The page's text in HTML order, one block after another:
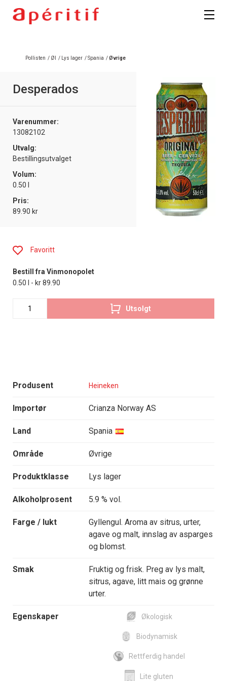
Pollisten / Øl / Lys lager /Spania /Øvrige
Desperados
Varenummer:
13082102
Utvalg:
Bestillingsutvalget
Volum:
0.50 l
Pris:
89.90 kr
Produsent Heineken
Importør Crianza Norway AS
Land Spania
Område Øvrige
Produktklasse Lys lager
Alkoholprosent 5.9 % vol.
Farge / lukt
Gyllengul. Aroma av sitrus, urter,
agave og malt, innslag av asparges
og blomst.
Smak
Fruktig og frisk. Preg av lys malt,
sitrus, agave, litt mais og grønne
urter.
Egenskaper Økologisk
Biodynamisk
Rettferdig handel
Lite gluten
Favoritt
Bestill fra Vinmonopolet
0.50 l - kr 89.90
Utsolgt